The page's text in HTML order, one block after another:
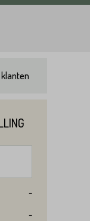
-
-